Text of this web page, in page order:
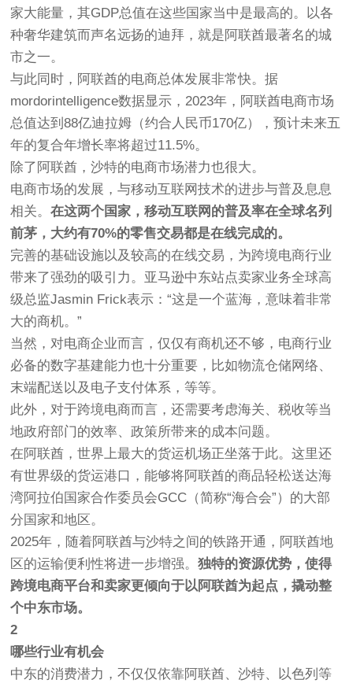
家大能量，其GDP总值在这些国家当中是最高的。以各
种奢华建筑而声名远扬的迪拜，就是阿联酋最著名的城
市之一。
与此同时，阿联酋的电商总体发展非常快。据
mordorintelligence数据显示，2023年，阿联酋电商市场
总值达到88亿迪拉姆（约合人民币170亿），预计未来五
年的复合年增长率将超过11.5%。
除了阿联酋，沙特的电商市场潜力也很大。
电商市场的发展，与移动互联网技术的进步与普及息息
相关。在这两个国家，移动互联网的普及率在全球名列
前茅，大约有70%的零售交易都是在线完成的。
完善的基础设施以及较高的在线交易，为跨境电商行业
带来了强劲的吸引力。亚马逊中东站点卖家业务全球高
级总监Jasmin Frick表示：“这是一个蓝海，意味着非常
大的商机。”
当然，对电商企业而言，仅仅有商机还不够，电商行业
必备的数字基建能力也十分重要，比如物流仓储网络、
末端配送以及电子支付体系，等等。
此外，对于跨境电商而言，还需要考虑海关、税收等当
地政府部门的效率、政策所带来的成本问题。
在阿联酋，世界上最大的货运机场正坐落于此。这里还
有世界级的货运港口，能够将阿联酋的商品轻松送达海
湾阿拉伯国家合作委员会GCC（简称“海合会”）的大部
分国家和地区。
2025年，随着阿联酋与沙特之间的铁路开通，阿联酋地
区的运输便利性将进一步增强。独特的资源优势，使得
跨境电商平台和卖家更倾向于以阿联酋为起点，撬动整
个中东市场。
2
哪些行业有机会
中东的消费潜力，不仅仅依靠阿联酋、沙特、以色列等